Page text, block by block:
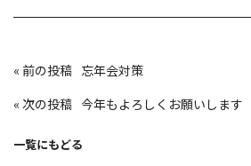
投
稿
ゲ
ョ
«
忘年会対策
«
今年もよろしくお願いします
一覧にもどる